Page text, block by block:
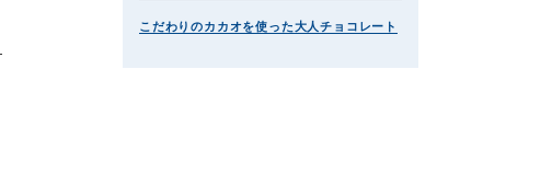
こだわりのカカオを使った大人チョコレート